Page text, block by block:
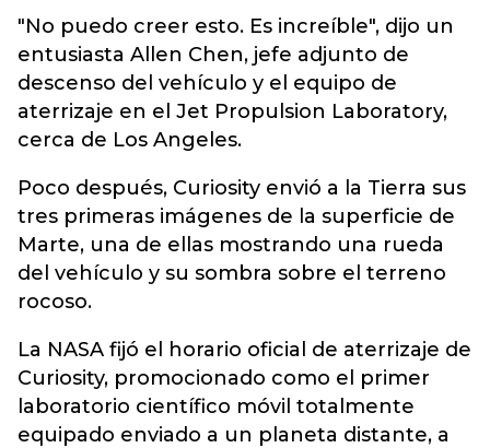
"No puedo creer esto. Es increíble", dijo un
entusiasta Allen Chen, jefe adjunto de
descenso del vehículo y el equipo de
aterrizaje en el Jet Propulsion Laboratory,
cerca de Los Angeles.
Poco después, Curiosity envió a la Tierra sus
tres primeras imágenes de la superficie de
Marte, una de ellas mostrando una rueda
del vehículo y su sombra sobre el terreno
rocoso.
La NASA fijó el horario oficial de aterrizaje de
Curiosity, promocionado como el primer
laboratorio científico móvil totalmente
equipado enviado a un planeta distante, a